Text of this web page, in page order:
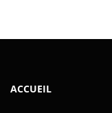
ACCUEIL